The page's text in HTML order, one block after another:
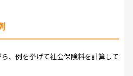
、例を挙げて社会保険料を計算して